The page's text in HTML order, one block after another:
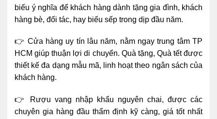
biếu ý nghĩa để khách hàng dành tặng gia đình, khách
hàng bè, đối tác, hay biếu sếp trong dịp đầu năm.
👉 Cửa hàng uy tín lâu năm, nằm ngay trung tâm TP
HCM giúp thuận lợi di chuyển. Quà tặng, Quà tết được
thiết kế đa dạng mẫu mã, linh hoạt theo ngân sách của
khách hàng.
👉 Rượu vang nhập khẩu nguyên chai, được các
chuyên gia hàng đầu thẩm định kỹ càng, giá tốt nhất